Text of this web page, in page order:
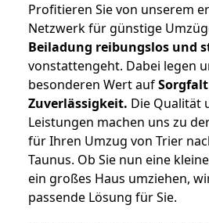
Profitieren Sie von unserem
Netzwerk für günstige
Beiladung reibungslos und
vonstattengeht. Dabei legen
besonderen Wert auf
Zuverlässigkeit. Die Qualität
Leistungen machen uns zu
für Ihren Umzug von Trier
Taunus. Ob Sie nun eine
ein großes Haus umziehen,
passende Lösung für Sie.